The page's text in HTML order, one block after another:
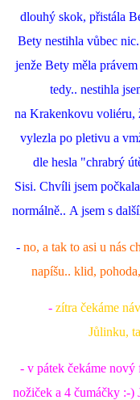
dlouhý skok, přistála
Bety nestihla vůbec
jenže Bety měla
tedy.. nestihla
na Krakenkovu voliéru,
vylezla po pletivu a
dle hesla "chrabrý
Sisi. Chvíli jsem
normálně.. A jsem s
- no, a tak to asi u nás
napíšu.. klid,
- zítra čekáme
Jůlinku,
- v pátek čekáme
nožiček a 4 čumáčky :-)